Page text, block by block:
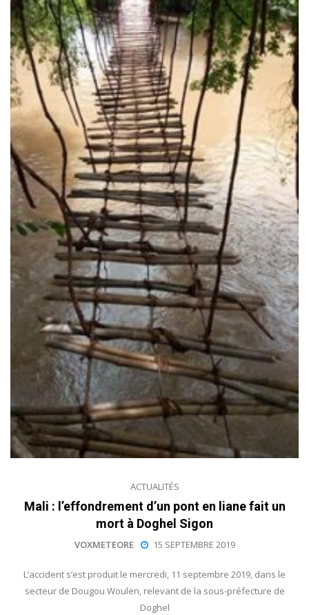
ACTUALITÉS
Mali : l’effondrement d’un pont en liane fait un
mort à Doghel Sigon
VOXMETEORE 15 SEPTEMBRE 2019
L’accident s’est produit le mercredi, 11 septembre 2019, dans le
secteur de Dougou Woulen, relevant de la sous-préfecture de
Doghel